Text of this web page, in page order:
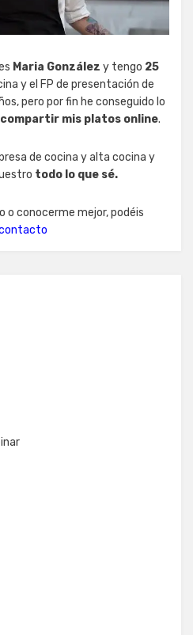
Maria González y tengo 25
y el FP de presentación de
pero por fin he conseguido lo
mis platos online.
de cocina y alta cocina y
todo lo que sé.
o conocerme mejor, podéis